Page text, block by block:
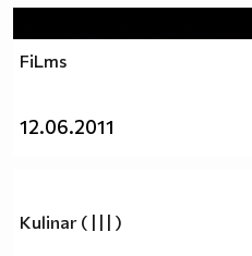
FiLms
12.06.2011
Kulinar ( | | | )